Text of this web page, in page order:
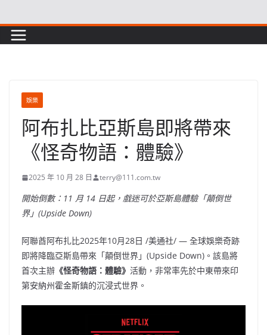
to
content
娛樂
阿布扎比亞斯島即將帶來
《怪奇物語：體驗》
2025 年 10 月 28 日 terry@111.com.tw
開始倒數：11 月 14 日起，戲迷可於亞斯島體驗「顛倒世
界」(Upside Down)
阿聯酋阿布扎比2025年10月28日 /美通社/ — 全球娛樂奇跡
即將降臨亞斯島帶來「顛倒世界」(Upside Down)。該島將
首次主辦 《怪奇物語：體驗》 活動，非常率先於中東帶來印
第安納州霍金斯鎮的沉浸式世界。